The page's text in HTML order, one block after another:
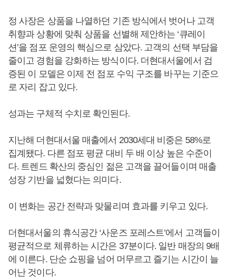
정 사장은 상품을 나열하던 기존 방식에서 벗어나 고객
취향과 상황에 맞춰 상품을 선별해 제안하는 ‘큐레이
션’을 점포 운영의 핵심으로 삼았다. 고객의 선택 부담을
줄이고 경험을 강화하는 방식이다. 더현대서울에서 검
증된 이 모델은 이제 전 점포 수익 구조를 바꾸는 기준으
로 자리 잡고 있다.
성과는 구체적 수치로 확인된다.
지난해 더현대서울 매출에서 2030세대 비중은 58%로
집계됐다. 다른 점포 평균 대비 두 배 이상 높은 수준이
다. 트렌드 확산의 중심인 젊은 고객을 끌어들이며 매출
성장 기반을 넓혔다는 의미다.
이 변화는 공간 전략과 맞물리며 효과를 키우고 있다.
더현대서울의 휴식공간 ‘사운즈 포레스트’에서 고객들이
평균적으로 체류하는 시간은 37분이다. 일반 매장의 9배
에 이른다. 단순 쇼핑을 넘어 머무르고 즐기는 시간이 늘
어난 것이다.